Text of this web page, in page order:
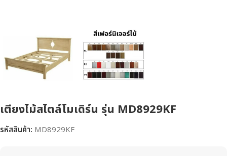
เตียงไม้สไตล์โมเดิร์น รุ่น MD8929KF
รหัสสินค้า: MD8929KF